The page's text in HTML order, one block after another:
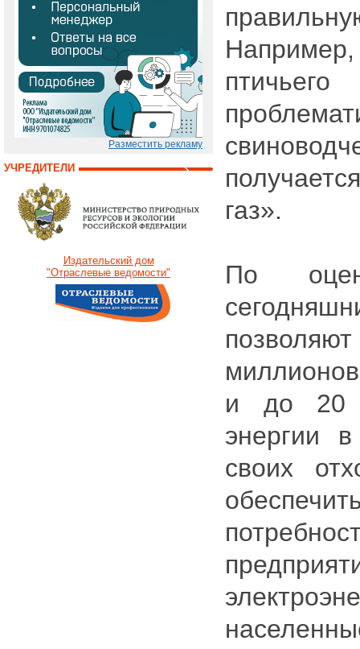
Разместить рекламу
УЧРЕДИТЕЛИ
Издательский дом
"Отраслевые ведомости"
газ».
По
и до 20
энергии
своих